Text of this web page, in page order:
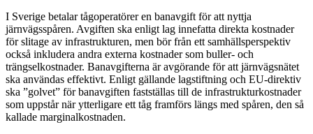
I Sverige betalar tågoperatörer en banavgift för att nyttja
järnvägsspåren. Avgiften ska enligt lag innefatta direkta kostnader
för slitage av infrastrukturen, men bör från ett samhällsperspektiv
också inkludera andra externa kostnader som buller- och
trängselkostnader. Banavgifterna är avgörande för att järnvägsnätet
ska användas effektivt. Enligt gällande lagstiftning och EU-direktiv
ska ”golvet” för banavgiften fastställas till de infrastrukturkostnader
som uppstår när ytterligare ett tåg framförs längs med spåren, den så
kallade marginalkostnaden.